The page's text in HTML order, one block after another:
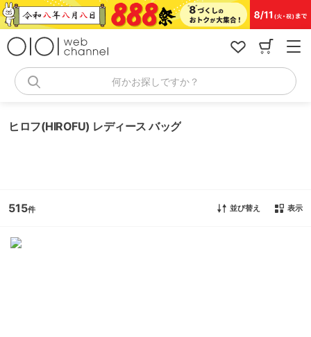
コ
ン
何かお探しですか？
ヒロフ(HIROFU) レディース バッグ
515 並び替え 表示